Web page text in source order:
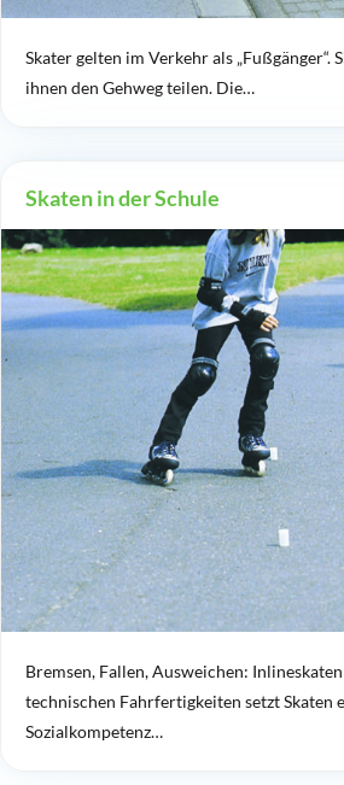
Skater gelten im Verkehr als „Fußgänger“.
ihnen den Gehweg teilen. Die…
Skaten in der Schule
Bremsen, Fallen, Ausweichen:
technischen Fahrfertigkeiten setzt Skaten
Sozialkompetenz…